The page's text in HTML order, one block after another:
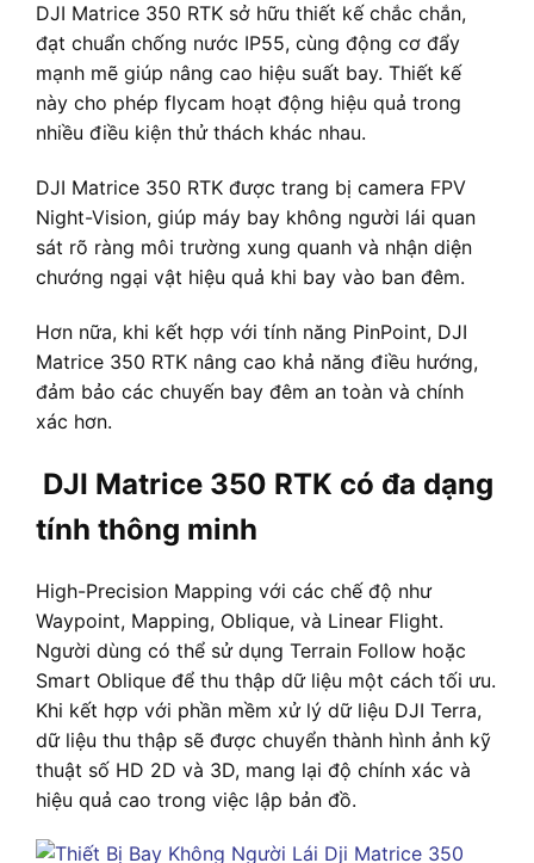
DJI Matrice 350 RTK sở hữu thiết kế chắc chắn,
đạt chuẩn chống nước IP55, cùng động cơ đẩy
mạnh mẽ giúp nâng cao hiệu suất bay. Thiết kế
này cho phép flycam hoạt động hiệu quả trong
nhiều điều kiện thử thách khác nhau.
DJI Matrice 350 RTK được trang bị camera FPV
Night-Vision, giúp máy bay không người lái quan
sát rõ ràng môi trường xung quanh và nhận diện
chướng ngại vật hiệu quả khi bay vào ban đêm.
Hơn nữa, khi kết hợp với tính năng PinPoint, DJI
Matrice 350 RTK nâng cao khả năng điều hướng,
đảm bảo các chuyến bay đêm an toàn và chính
xác hơn.
DJI Matrice 350 RTK có đa dạng
tính thông minh
High-Precision Mapping với các chế độ như
Waypoint, Mapping, Oblique, và Linear Flight.
Người dùng có thể sử dụng Terrain Follow hoặc
Smart Oblique để thu thập dữ liệu một cách tối ưu.
Khi kết hợp với phần mềm xử lý dữ liệu DJI Terra,
dữ liệu thu thập sẽ được chuyển thành hình ảnh kỹ
thuật số HD 2D và 3D, mang lại độ chính xác và
hiệu quả cao trong việc lập bản đồ.